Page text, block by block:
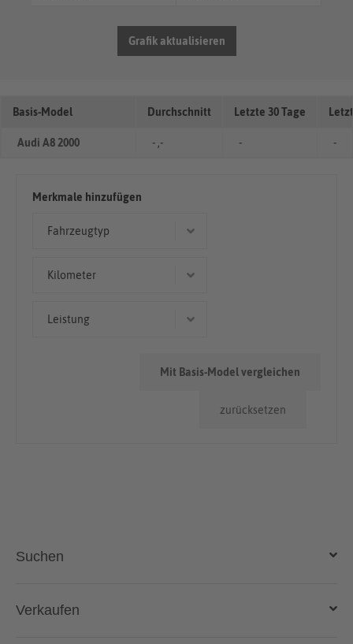
Grafik aktualisieren
Basis-Model Durchschnitt Letzte 30 Tage
Audi A8 2000 - ,- - -
Merkmale hinzufügen
Fahrzeugtyp
Kilometer
Leistung
zurücksetzen
Mit Basis-Model vergleichen
Suchen
Auto kaufen
Verkaufen